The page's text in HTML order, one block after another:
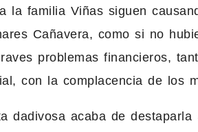
la familia Viñas siguen
Cañavera, como si no
problemas financieros,
con la complacencia de los
dadivosa acaba de